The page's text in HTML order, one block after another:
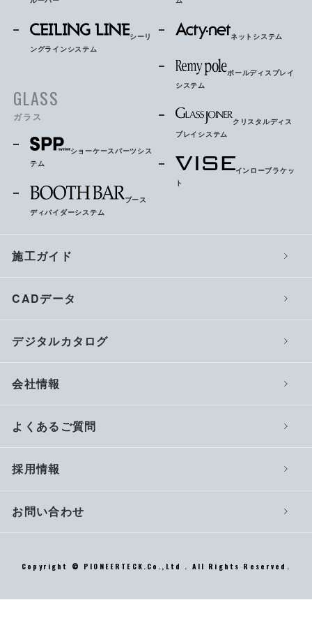
シーリ
ングラインシステム
GLASS
ガラス
ショーケースパーツシス
テム
ブース
ディバイダーシステム
ネットシステム
ポールディスプレイ
システム
クリスタルディス
プレイシステム
インローブラケッ
ト
施工ガイド
CADデータ
デジタルカタログ
会社情報
よくあるご質問
採用情報
お問い合わせ
Copyright © PIONEERTECK.Co.,Ltd . All Rights Reserved.